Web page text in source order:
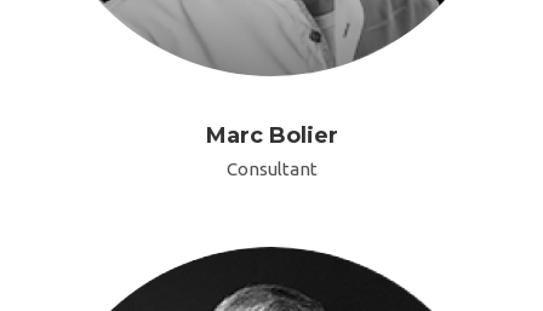
Marc Bolier
Consultant